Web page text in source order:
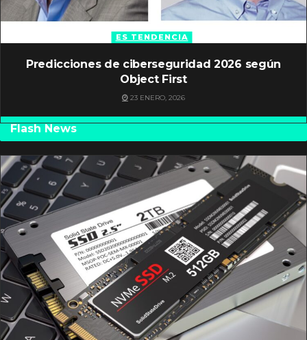
ES TENDENCIA
Predicciones de ciberseguridad 2026 según
Object First
23 ENERO, 2026
Flash News